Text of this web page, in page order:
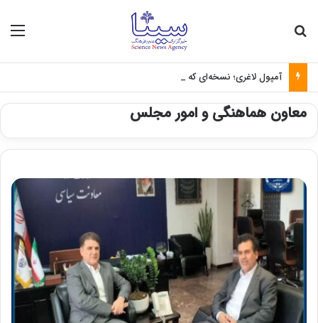
آمپول لاغری؛ نسخه‌ای که بدون تغذیه خطرناک می‌شود
معاون هماهنگی و امور مجلس